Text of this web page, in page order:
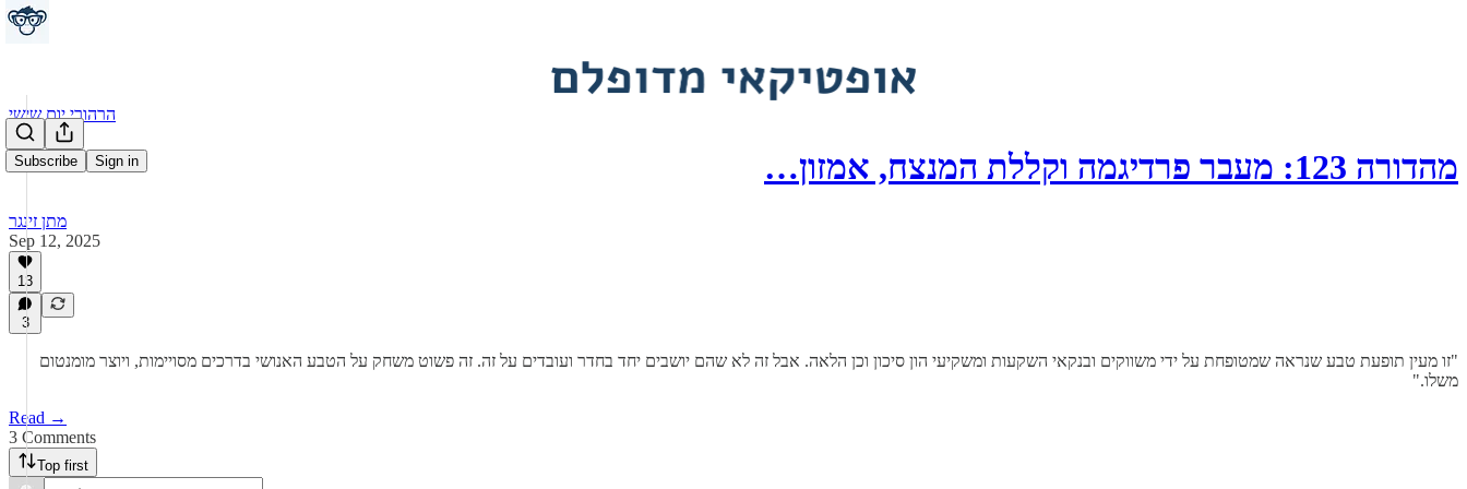
Subscribe Sign in
הרהורי יום שישי
מהדורה 123: מעבר פרדיגמה וקללת המנצח, אמזון…
מתן זינגר
Sep 12, 2025
13
3
"זו מעין תופעת טבע שנראה שמטופחת על ידי משווקים ובנקאי השקעות ומשקיעי הון סיכון וכן הלאה. אבל זה לא שהם יושבים יחד בחדר ועובדים על זה. זה פשוט משחק על הטבע האנושי בדרכים מסויימות, ויוצר מומנטום
משלו."
Read →
3 Comments
Top first